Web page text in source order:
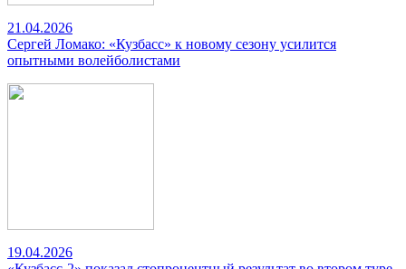
21.04.2026
Сергей Ломако: «Кузбасс» к новому сезону усилится
опытными волейболистами
19.04.2026